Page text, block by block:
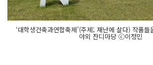
‘대학생건축과연합축제’(주제; 재난에 살다) 작품
야외 잔디마당 ⓒ이정민